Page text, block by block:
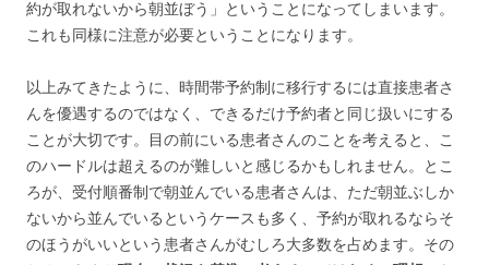
約が取れないから朝並ぼう」ということになってしまいます。
これも同様に注意が必要ということになります。
以上みてきたように、時間帯予約制に移行するには直接患者さ
んを優遇するのではなく、できるだけ予約者と同じ扱いにする
ことが大切です。目の前にいる患者さんのことを考えると、こ
のハードルは超えるのが難しいと感じるかもしれません。とこ
ろが、受付順番制で朝並んでいる患者さんは、ただ朝並ぶしか
ないから並んでいるというケースも多く、予約が取れるならそ
のほうがいいという患者さんがむしろ大多数を占めます。その